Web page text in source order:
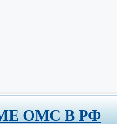
ОМС В РФ